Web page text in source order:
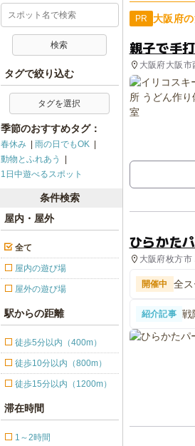
PR 大阪府
親子で手
大阪府大阪市
ひらかた
大阪府枚方
開催中 全
紹介記事
戦
タグで絞り込む
タグを選択
季節のおすすめタグ：
春休み
雨の日でもOK
動物とふれあう
1日中遊べるスポット
条件検索
屋内・屋外
全て
屋内の遊び場
屋外の遊び場
駅からの距離
徒歩5分以内（400m）
徒歩10分以内（800m）
徒歩15分以内（1200m）
滞在時間
1～2時間